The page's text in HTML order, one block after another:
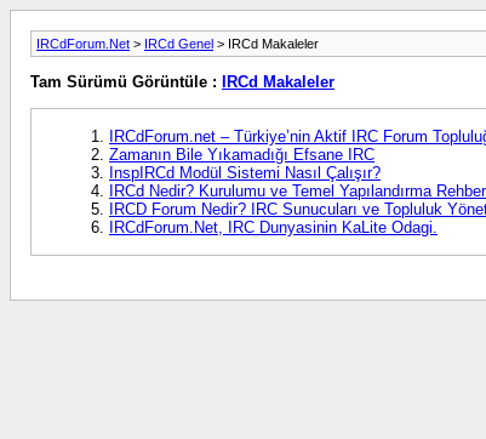
IRCdForum.Net > IRCd Genel > IRCd Makaleler
Tam Sürümü Görüntüle : IRCd Makaleler
IRCdForum.net – Türkiye’nin Aktif IRC Forum
Zamanın Bile Yıkamadığı Efsane IRC
InspIRCd Modül Sistemi Nasıl Çalışır?
IRCd Nedir? Kurulumu ve Temel Yapılandırma
IRCD Forum Nedir? IRC Sunucuları ve Topluluk
IRCdForum.Net, IRC Dunyasinin KaLite Odagi.